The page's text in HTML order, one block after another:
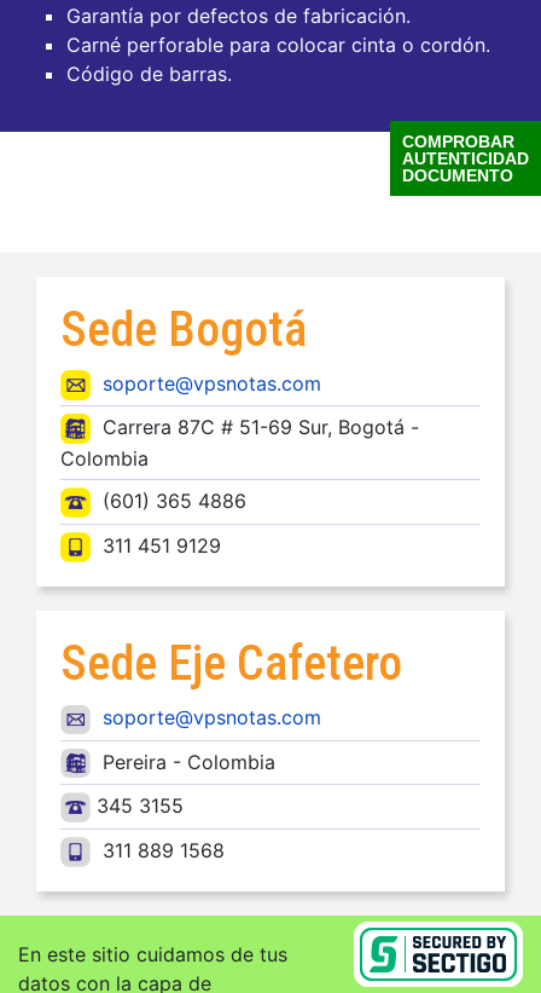
COMPROBAR
AUTENTICIDAD
DOCUMENTO
Garantía por defectos de fabricación.
Carné perforable para colocar cinta o cordón.
Código de barras.
Sede Bogotá
soporte@vpsnotas.com
Carrera 87C # 51-69 Sur, Bogotá -
Colombia
(601) 365 4886
311 451 9129
Sede Eje Cafetero
soporte@vpsnotas.com
Pereira - Colombia
345 3155
311 889 1568
En este sitio cuidamos de tus
datos con la capa de